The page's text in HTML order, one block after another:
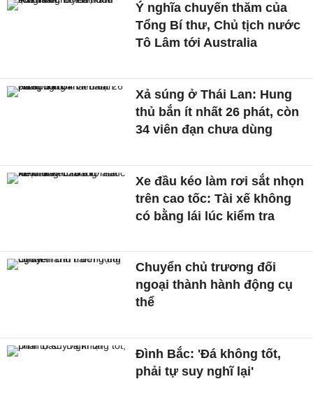
Ý nghĩa chuyến thăm của
Tổng Bí thư, Chủ tịch nước
Tô Lâm tới Australia
Xả súng ở Thái Lan: Hung
thủ bắn ít nhất 26 phát, còn
34 viên đạn chưa dùng
Xe đầu kéo làm rơi sắt nhọn
trên cao tốc: Tài xế không
có bằng lái lúc kiểm tra
Chuyển chủ trương đối
ngoại thành hành động cụ
thể
Đình Bắc: 'Đá không tốt,
phải tự suy nghĩ lại'